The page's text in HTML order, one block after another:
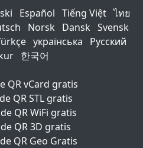
Español Tiếng Việt ไทย
Norsk Dansk Svensk
українська
Русский
한국어
QR vCard gratis
QR STL gratis
QR WiFi gratis
QR 3D gratis
QR Geo Gratis